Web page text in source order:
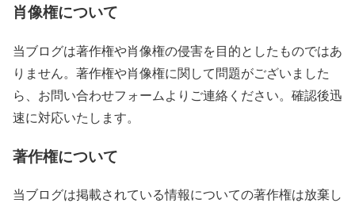
肖像権について
当ブログは著作権や肖像権の侵害を目的としたものではあ
りません。著作権や肖像権に関して問題がございました
ら、お問い合わせフォームよりご連絡ください。確認後迅
速に対応いたします。
著作権について
当ブログは掲載されている情報についての著作権は放棄し